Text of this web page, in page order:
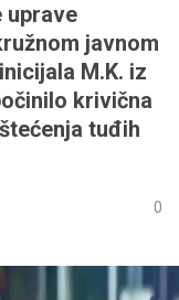
uprave
javnom
M.K. iz
krivična
tuđih
0